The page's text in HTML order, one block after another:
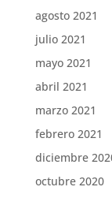
agosto 2021
julio 2021
mayo 2021
abril 2021
marzo 2021
febrero 2021
diciembre
octubre 2020